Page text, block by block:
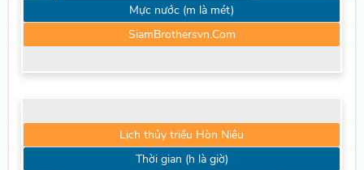
Mực nước (m là mét)
SiamBrothersvn.Com
Lịch thủy triều Hòn Niêu
Thời gian (h là giờ)